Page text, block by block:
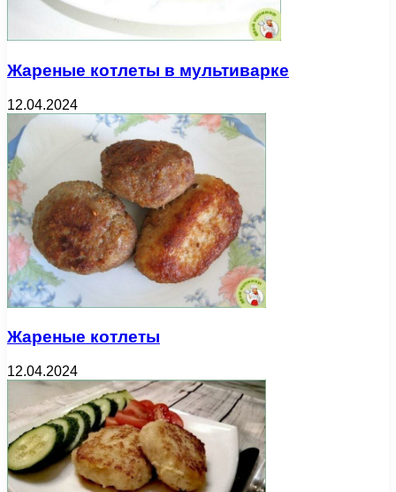
Жареные котлеты в мультиварке
12.04.2024
Жареные котлеты
12.04.2024